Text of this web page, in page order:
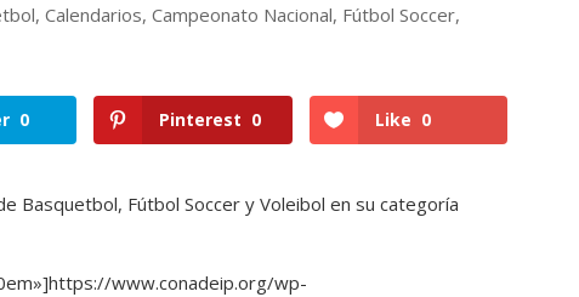
,Calendarios,Campeonato Nacional, Fútbol Soccer,
0 Pinterest 0 Like 0
Basquetbol, Fútbol Soccer y Voleibol en su categoría
www.conadeip.org/wp-